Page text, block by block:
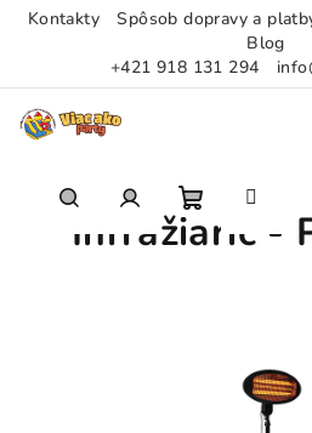
Kontakty Spôsob dopravy a
Blog
+421 918 131 294
obsah
HľadaťPrihlásenieNákupný
Infražiarič -